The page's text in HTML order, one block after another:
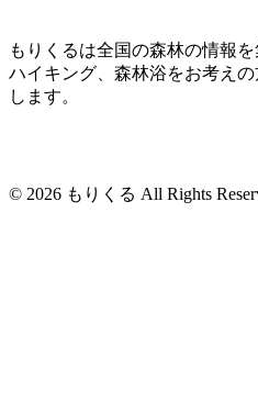
もりくるは全国の森林の情報
ハイキング、森林浴をお考え
します。
© 2026 もりくる All Rights